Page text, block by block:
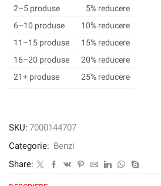
de
scop
general
3M
™
764,
x
m,
0,13
mm
2–5 produse
5% reducere
6–10 produse
10% reducere
11–15 produse
15% reducere
16–20 produse
20% reducere
21+ produse
25% reducere
SKU: 7000144707
Categorie: Benzi
Share: